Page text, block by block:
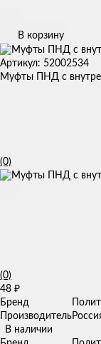
В корзину
Артикул: 52002534
Муфты ПНД с
(0)
(0)
48 ₽
Бренд
Производитель
В наличии